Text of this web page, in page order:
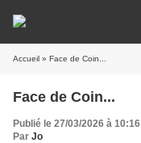
Accueil » Face de Coin...
Face de Coin...
Publié le 27/03/2026 à 10:16
Par Jo